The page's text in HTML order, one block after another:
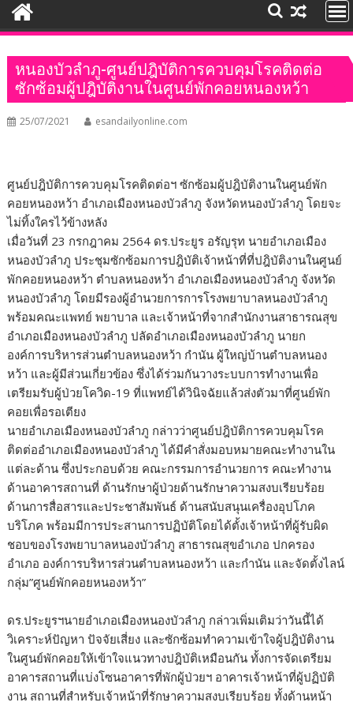
หนองบัวลำภู-ศูนย์ปฎิบัติการควบคุมโรคติดต่อ
ซักซ้อมผู้ปฎิบัติงานในศูนย์พักคอยหนองหว้า
25/07/2021 esandailyonline.com
ศูนย์ปฎิบัติการควบคุมโรคติดต่อฯ ซักซ้อมผู้ปฎิบัติงานในศูนย์พัก
คอยหนองหว้า อำเภอเมืองหนองบัวลำภู จังหวัดหนองบัวลำภู โดยจะ
ไม่ทิ้งใครไว้ข้างหลัง
เมื่อวันที่ 23 กรกฎาคม 2564 ดร.ประยูร อรัญรุท นายอำเภอเมือง
หนองบัวลำภู ประชุมซักซ้อมการปฎิบัติเจ้าหน้าที่ที่ปฎิบัติงานในศูนย์
พักคอยหนองหว้า ตำบลหนองหว้า อำเภอเมืองหนองบัวลำภู จังหวัด
หนองบัวลำภู โดยมีรองผู้อำนวยการการโรงพยาบาลหนองบัวลำภู
พร้อมคณะแพทย์ พยาบาล และเจ้าหน้าที่จากสำนักงานสาธารณสุข
อำเภอเมืองหนองบัวลำภู ปลัดอำเภอเมืองหนองบัวลำภู นายก
องค์การบริหารส่วนตำบลหนองหว้า กำนัน ผู้ใหญ่บ้านตำบลหนอง
หว้า และผู้มีส่วนเกี่ยวข้อง ซึ่งได้ร่วมกันวางระบบการทำงานเพื่อ
เตรียมรับผู้ป่วยโควิด-19 ที่แพทย์ได้วินิจฉัยแล้วส่งตัวมาที่ศูนย์พัก
คอยเพื่อรอเตียง
นายอำเภอเมืองหนองบัวลำภู กล่าวว่าศูนย์ปฎิบัติการควบคุมโรค
ติดต่ออำเภอเมืองหนองบัวลำภู ได้มีคำสั่งมอบหมายคณะทำงานใน
แต่ละด้าน ซึ่งประกอบด้วย คณะกรรมการอำนวยการ คณะทำงาน
ด้านอาคารสถานที่ ด้านรักษาผู้ป่วยด้านรักษาความสงบเรียบร้อย
ด้านการสื่อสารและประชาสัมพันธ์ ด้านสนับสนุนเครื่องอุปโภค
บริโภค พร้อมมีการประสานการปฏิบัติโดยได้ตั้งเจ้าหน้าที่ผู้รับผิด
ชอบของโรงพยาบาลหนองบัวลำภู สาธารณสุขอำเภอ ปกครอง
อำเภอ องค์การบริหารส่วนตำบลหนองหว้า และกำนัน และจัดตั้งไลน์
กลุ่ม”ศูนย์พักคอยหนองหว้า”
ดร.ประยูรฯนายอำเภอเมืองหนองบัวลำภู กล่าวเพิ่มเติมว่าวันนี้ได้
วิเคราะห์ปัญหา ปัจจัยเสี่ยง และซักซ้อมทำความเข้าใจผู้ปฎิบัติงาน
ในศูนย์พักคอยให้เข้าใจแนวทางปฎิบัติเหมือนกัน ทั้งการจัดเตรียม
อาคารสถานที่แบ่งโซนอาคารที่พักผู้ป่วยฯ อาคารเจ้าหน้าที่ผู้ปฏิบัติ
งาน สถานที่สำหรับเจ้าหน้าที่รักษาความสงบเรียบร้อย ทั้งด้านหน้า